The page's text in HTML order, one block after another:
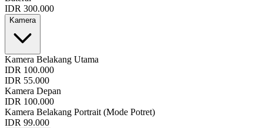
IDR 300.000
Kamera
Kamera Belakang Utama
IDR 100.000
IDR 55.000
Kamera Depan
IDR 100.000
Kamera Belakang Portrait (Mode Potret)
IDR 99.000